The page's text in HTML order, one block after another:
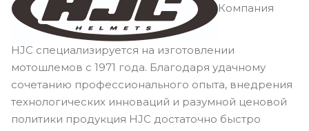
Компания
HJC специализируется на изготовлении
мотошлемов с 1971 года. Благодаря удачному
сочетанию профессионального опыта, внедрения
технологических инноваций и разумной ценовой
политики продукция HJC достаточно быстро